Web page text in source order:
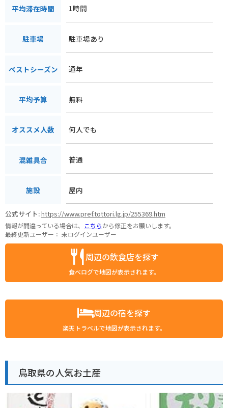
平均滞在時間 1時間
駐車場 駐車場あり
ベストシーズン 通年
平均予算 無料
オススメ人数 何人でも
混雑具合 普通
施設 屋内
公式サイト:https://www.pref.tottori.lg.jp/255369.htm
情報が間違っている場合は、 こちらから修正をお願いします。
最終更新ユーザー： 未ログインユーザー
周辺の飲食店を探す
食べログで地図が表示されます。
周辺の宿を探す
楽天トラベルで地図が表示されます。
鳥取県の人気お土産